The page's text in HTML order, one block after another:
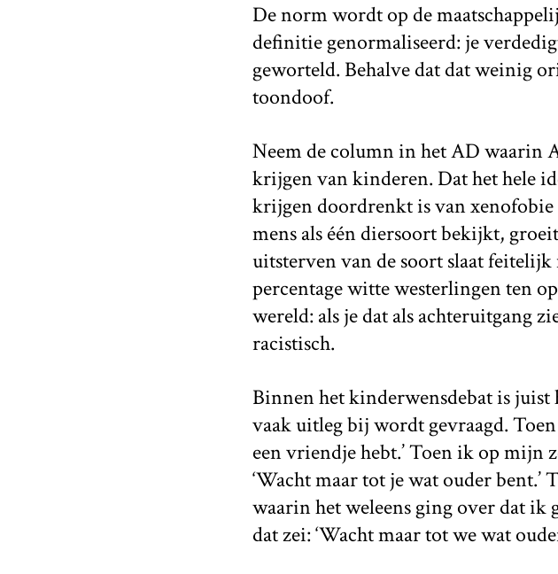
De norm wordt op de
definitie genormaliseerd: je
geworteld. Behalve dat dat weinig
toondoof.
Neem de column in het AD waarin
krijgen van kinderen. Dat het hele
krijgen doordrenkt is van xenofobie
mens als één diersoort bekijkt,
uitsterven van de soort slaat
percentage witte westerlingen ten
wereld: als je dat als achteruitgang
racistisch.
Binnen het kinderwensdebat is
vaak uitleg bij wordt gevraagd.
een vriendje hebt.’ Toen ik op mijn
‘Wacht maar tot je wat ouder bent.’
waarin het weleens ging over dat ik
dat zei: ‘Wacht maar tot we wat